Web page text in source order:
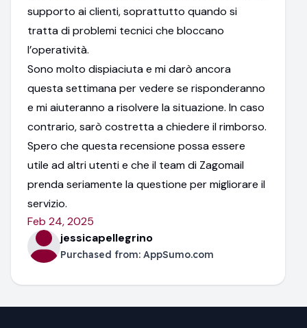
supporto ai clienti, soprattutto quando si
tratta di problemi tecnici che bloccano
l’operatività.
Sono molto dispiaciuta e mi darò ancora
questa settimana per vedere se risponderanno
e mi aiuteranno a risolvere la situazione. In caso
contrario, sarò costretta a chiedere il rimborso.
Spero che questa recensione possa essere
utile ad altri utenti e che il team di Zagomail
prenda seriamente la questione per migliorare il
servizio.
Feb 24, 2025
jessicapellegrino
Purchased from: AppSumo.com